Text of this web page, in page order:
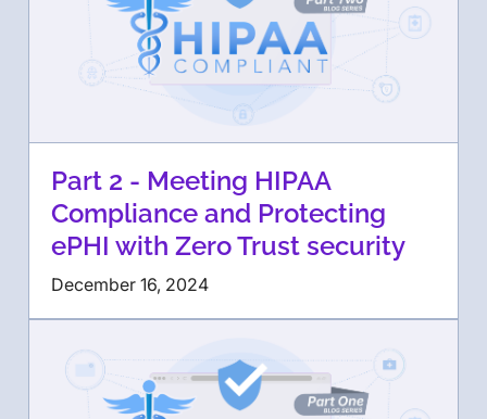
Part 2 - Meeting HIPAA
Compliance and Protecting
ePHI with Zero Trust security
December 16, 2024